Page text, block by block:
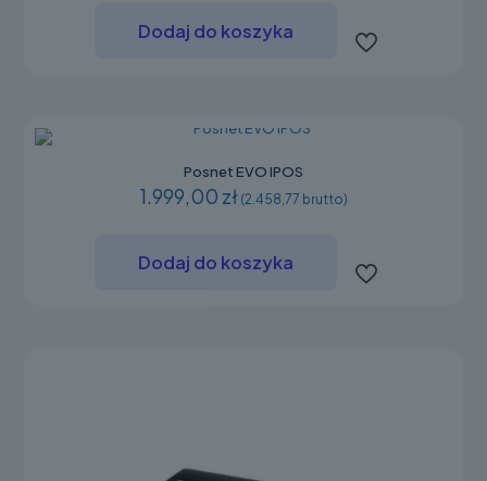
Dodaj do koszyka
Posnet EVO IPOS
1.999,00 zł (2.458,77 brutto)
Dodaj do koszyka